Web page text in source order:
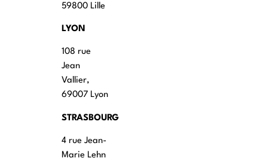
59800 Lille
LYON
108 rue
Jean
Vallier,
69007 Lyon
STRASBOURG
4 rue Jean-
Marie Lehn